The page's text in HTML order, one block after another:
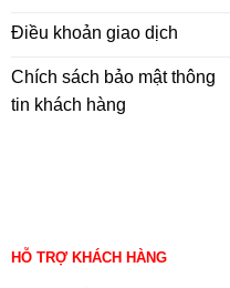
Điều khoản giao dịch
Chích sách bảo mật thông
tin khách hàng
HỖ TRỢ KHÁCH HÀNG